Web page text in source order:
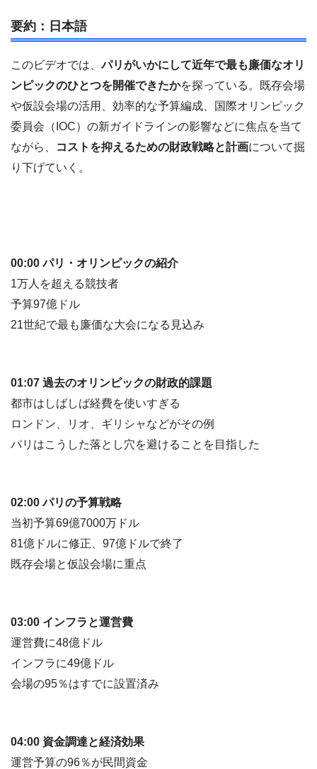
要約：日本語
このビデオでは、パリがいかにして近年で最も廉価なオリ
ンピックのひとつを開催できたかを探っている。既存会場
や仮設会場の活用、効率的な予算編成、国際オリンピック
委員会（IOC）の新ガイドラインの影響などに焦点を当て
ながら、
コストを抑えるための財政戦略と計画について掘
り下げていく。
00:00 パリ・オリンピックの紹介
1万人を超える競技者
予算97億ドル
21世紀で最も廉価な大会になる見込み
01:07 過去のオリンピックの財政的課題
都市はしばしば経費を使いすぎる
ロンドン、リオ、ギリシャなどがその例
パリはこうした落とし穴を避けることを目指した
02:00 パリの予算戦略
当初予算69億7000万ドル
81億ドルに修正、97億ドルで終了
既存会場と仮設会場に重点
03:00 インフラと運営費
運営費に48億ドル
インフラに49億ドル
会場の95％はすでに設置済み
04:00 資金調達と経済効果
運営予算の96％が民間資金